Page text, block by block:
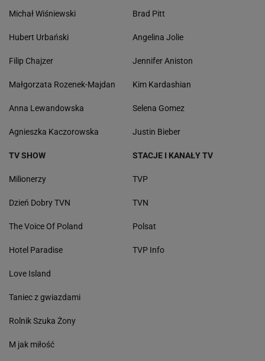
Michał Wiśniewski
Hubert Urbański
Filip Chajzer
Małgorzata Rozenek-Majdan
Anna Lewandowska
Agnieszka Kaczorowska
Brad Pitt
Angelina Jolie
Jennifer Aniston
Kim Kardashian
Selena Gomez
Justin Bieber
TV SHOW
Milionerzy
Dzień Dobry TVN
The Voice Of Poland
Hotel Paradise
Love Island
Taniec z gwiazdami
Rolnik Szuka Żony
M jak miłość
STACJE I KANAŁY TV
TVP
TVN
Polsat
TVP Info